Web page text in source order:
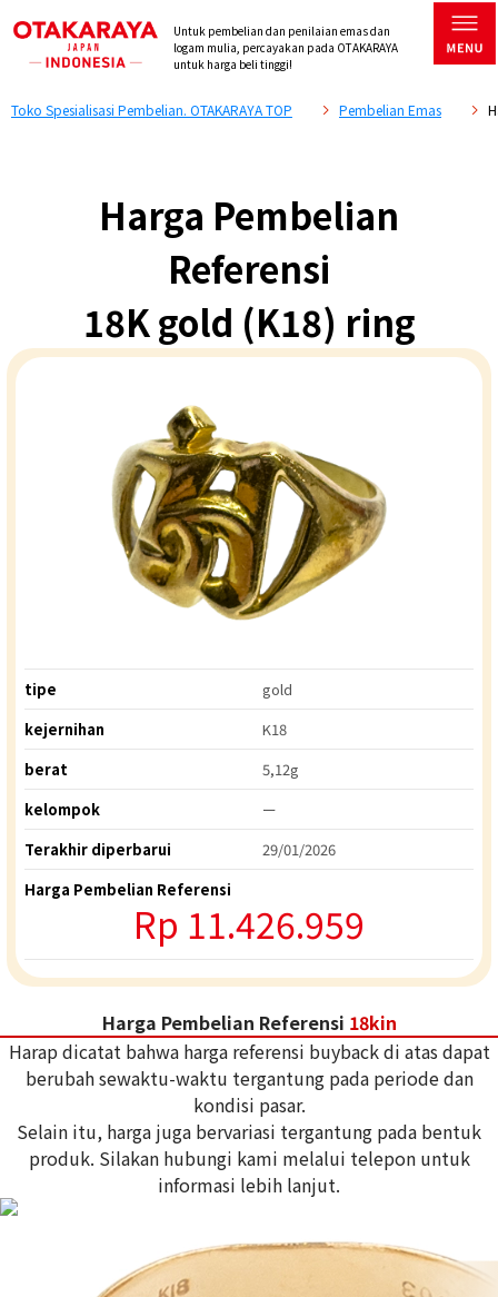
Untuk pembelian dan penilaian emas dan
logam mulia, percayakan pada OTAKARAYA
untuk harga beli tinggi!
Toko Spesialisasi Pembelian. OTAKARAYA TOP Pembelian Emas
Harga Pembelian
Referensi
18K gold (K18) ring
tipe
gold
kejernihan
K18
berat
5,12g
kelompok
ー
Terakhir diperbarui
29/01/2026
Harga Pembelian Referensi
Rp 11.426.959
Harga Pembelian Referensi 18kin
Harap dicatat bahwa harga referensi buyback di atas dapat
berubah sewaktu-waktu tergantung pada periode dan
kondisi pasar.
Selain itu, harga juga bervariasi tergantung pada bentuk
produk. Silakan hubungi kami melalui telepon untuk
informasi lebih lanjut.